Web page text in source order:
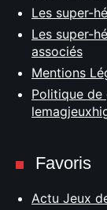
Les super-
Les super-
associés
Mentions
Politique de
Favoris
Actu Jeux